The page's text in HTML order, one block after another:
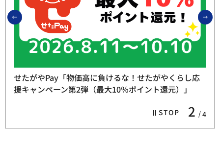
前のスライドを表示
STOP 2 4
せたがやPay「物価高に負けるな！せたがやくらし応
援キャンペーン第2弾（最大10％ポイント還元）」